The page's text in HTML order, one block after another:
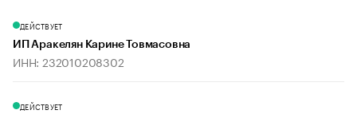
ДЕЙСТВУЕТ
ИП Аракелян Карине Товмасовна
ИНН: 232010208302
ДЕЙСТВУЕТ